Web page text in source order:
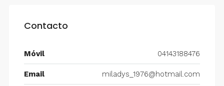
Contacto
Móvil 04143188476
Email miladys_1976@hotmail.com